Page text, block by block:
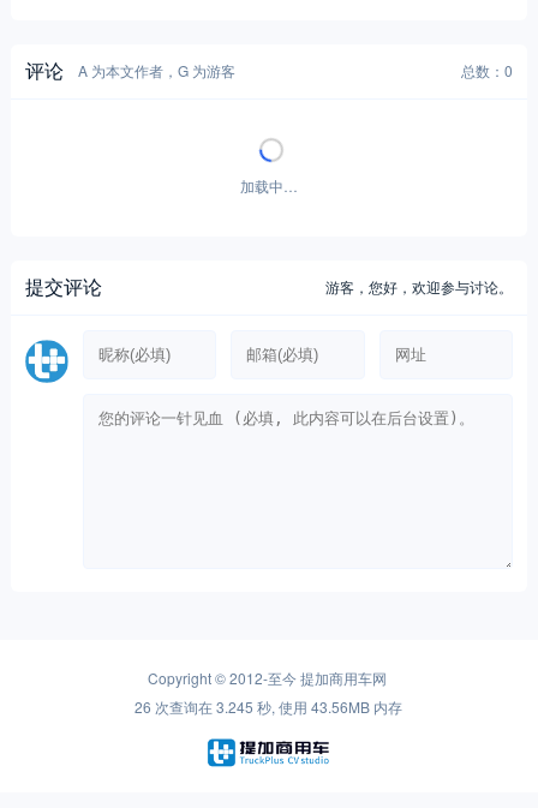
评论 A 为本文作者，G 为游客 总数：0
加载中…
提交评论 游客，您好，欢迎参与讨论。
Copyright © 2012-至今提加商用车网
26 次查询在 3.245 秒, 使用 43.56MB 内存